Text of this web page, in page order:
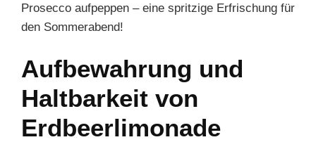
Prosecco aufpeppen – eine spritzige Erfrischung für
den Sommerabend!
Aufbewahrung und
Haltbarkeit von
Erdbeerlimonade